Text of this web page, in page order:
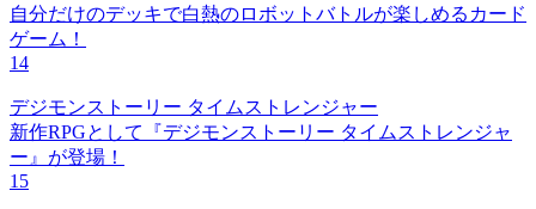
自分だけのデッキで白熱のロボットバトルが楽しめるカード
ゲーム！
14
デジモンストーリー タイムストレンジャー
新作RPGとして『デジモンストーリー タイムストレンジャ
ー』が登場！
15